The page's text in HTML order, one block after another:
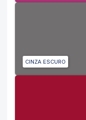
CINZA ESCURO